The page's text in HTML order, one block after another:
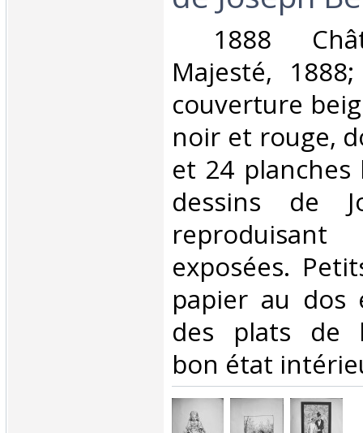
1888
Majesté,
couverture
noir et rouge,
et 24
dessins de
exposées.
papier au
des plats de
bon état